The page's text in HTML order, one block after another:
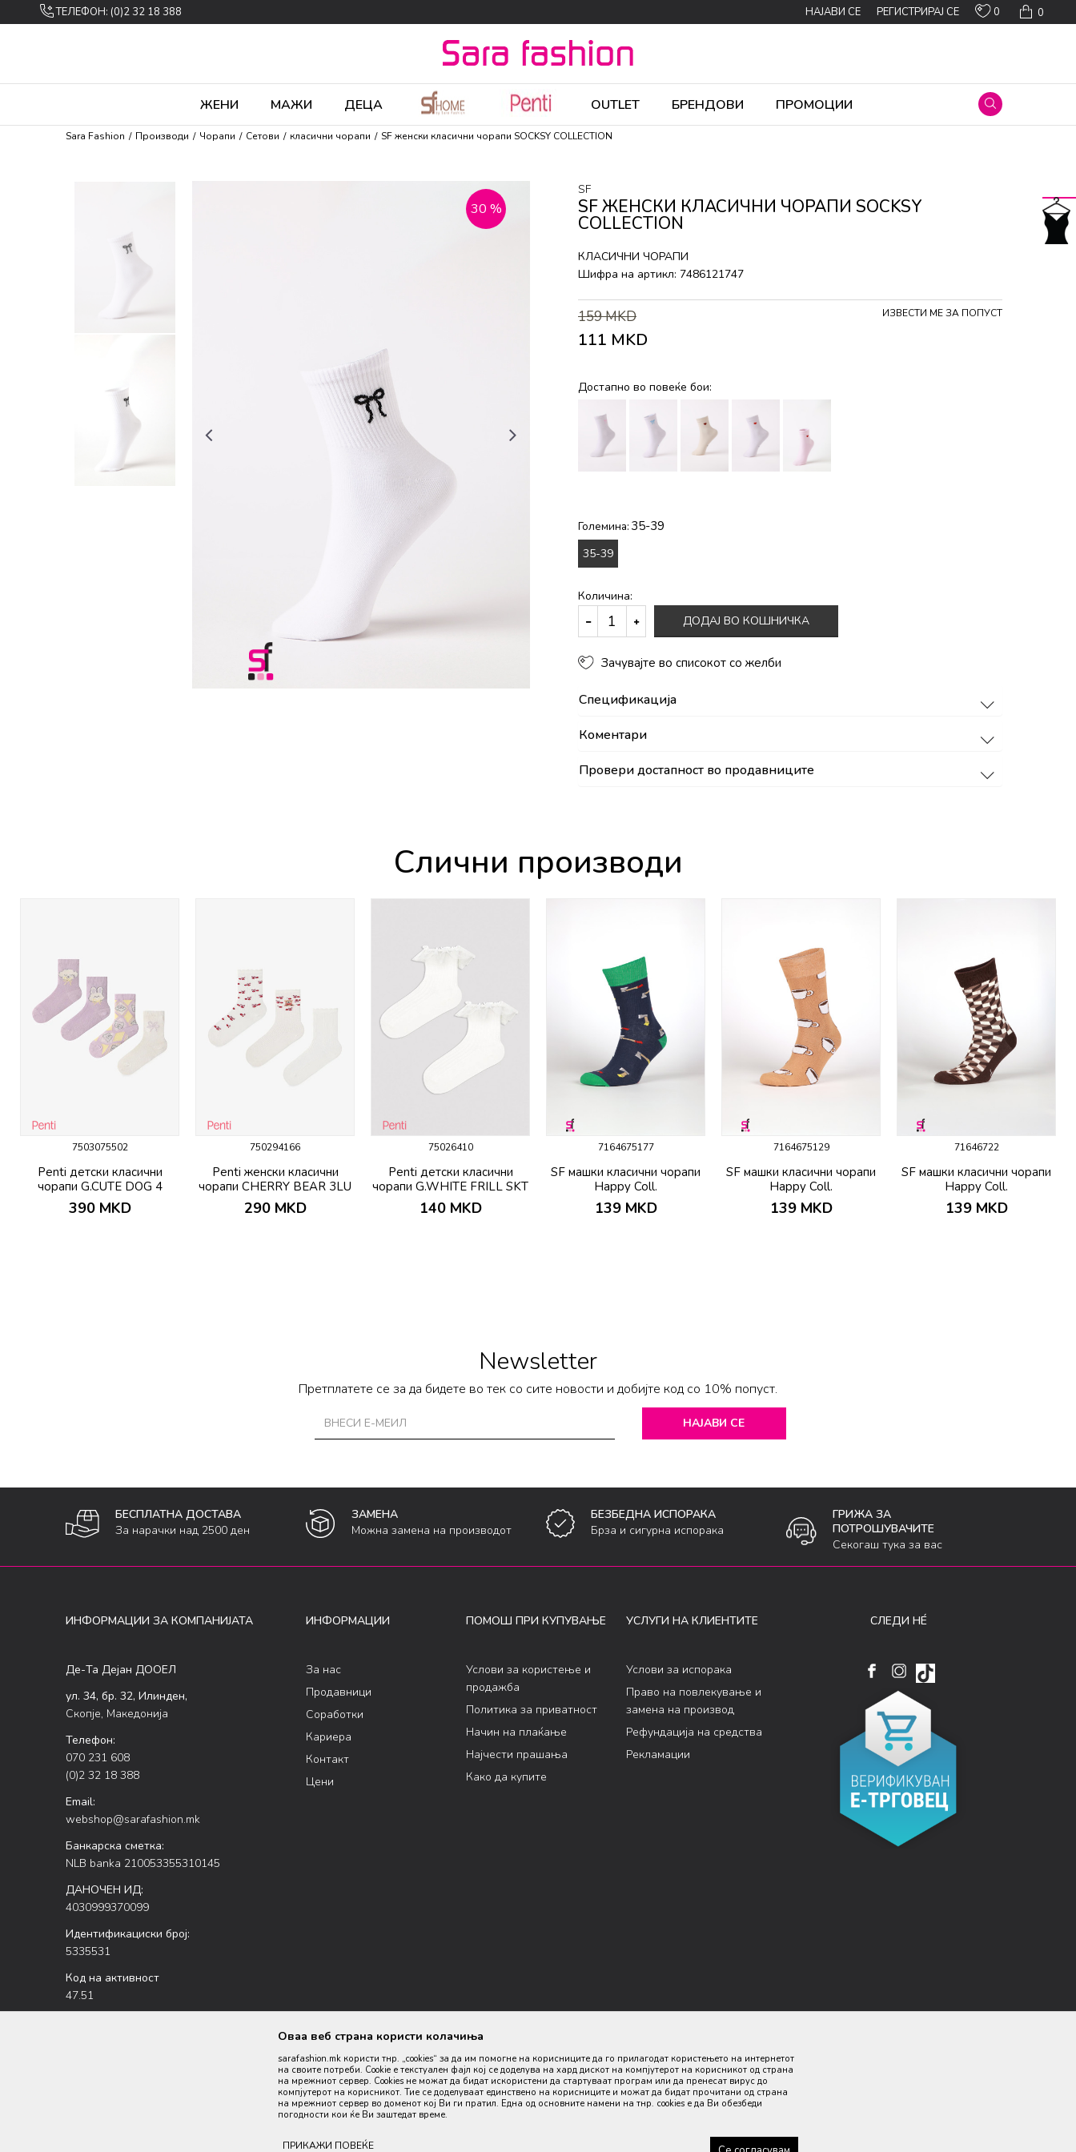
ТЕЛЕФОН: (0)2 32 18 388 0
0
НАЈАВИ СЕ РЕГИСТРИРАЈ СЕ
ЖЕНИ МАЖИ ДЕЦА OUTLET БРЕНДОВИ ПРОМОЦИИ
Sara Fashion Производи Чорапи Сетови класични чорапи SF женски класични чорапи SOCKSY COLLECTION
30 %
SF
SF ЖЕНСКИ КЛАСИЧНИ ЧОРАПИ SOCKSY
COLLECTION
КЛАСИЧНИ ЧОРАПИ
Шифра на артикл: 7486121747
159MKD
111 MKD
ИЗВЕСТИ МЕ ЗА ПОПУСТ
Достапно во повеќе бои:
Големина: 35-39
35-39
Количина:
ДОДАЈ ВО КОШНИЧКА
Зачувајте во списокот со желби
Спецификација
Коментари
Провери достапност во продавниците
Слични производи
7503075502
Penti детски класични
чорапи G.CUTE DOG 4
PACK SKT
390 MKD
750294166
Penti женски класични
чорапи CHERRY BEAR 3LU
SKT
290 MKD
75026410
Penti детски класични
чорапи G.WHITE FRILL SKT
140 MKD
7164675177
SF машки класични чорапи
Happy Coll.
139 MKD
7164675129
SF машки класични чорапи
Happy Coll.
139 MKD
71646722
SF машки класични чорапи
Happy Coll.
139 MKD
Newsletter
Претплатете се за да бидете во тек со сите новости и добијте код со 10% попуст.
НАЈАВИ СЕ
БЕСПЛАТНА ДОСТАВА
За нарачки над 2500 ден
ЗАМЕНА
Можна замена на производот
БЕЗБЕДНА ИСПОРАКА
Брза и сигурна испорака
ГРИЖА ЗА
ПОТРОШУВАЧИТЕ
Секогаш тука за вас
ИНФОРМАЦИИ ЗА КОМПАНИЈАТА
Де-Та Дејан ДООЕЛ
ул. 34, бр. 32, Илинден,
Скопје, Македонија
Телефон:
070 231 608
(0)2 32 18 388
Email:
webshop@sarafashion.mk
Банкарска сметка:
NLB banka 210053355310145
ДАНОЧЕН ИД:
4030999370099
Идентификациски број:
5335531
Код на активност
47.51
ИНФОРМАЦИИ
За нас
Продавници
Соработки
Кариера
Контакт
Цени
ПОМОШ ПРИ КУПУВАЊЕ
Услови за користење и
продажба
Политика за приватност
Начин на плаќање
Најчести прашања
Како да купите
УСЛУГИ НА КЛИЕНТИТЕ
Услови за испорака
Право на повлекување и
замена на производ
Рефундација на средства
Рекламации
СЛЕДИ НÉ
Настојуваме да бидеме што попрецизни во описот на производите, прикажување на слики и цени, но не можеме да гарантираме дека сите информации се комплетни и без грешка. Сите
Оваа веб страна користи колачиња
sarafashion.mk користи тнр. „cookies“ за да им помогне на корисниците да го прилагодат користењето на интернетот
на своите потреби. Cookie е текстуален фајл кој се доделува на хард дискот на компјутерот на корисникот од страна
на мрежниот сервер. Cookies не можат да бидат искористени да стартуваат програм или да пренесат вирус до
компјутерот на корисникот. Тие се доделуваат единствено на корисниците и можат да бидат прочитани од страна
на мрежниот сервер во доменот кој Ви ги пратил. Една од основните намени на тнр. сookies е да Ви обезбеди
погодности кои ќе Ви заштедат време.
ПРИКАЖИ ПОВЕЌЕ